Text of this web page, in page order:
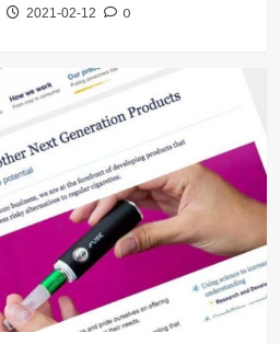
2021-02-12 0